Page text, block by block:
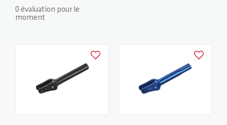
ZERO V2
VENTUS
CSG CUSTOM PARTS
Black
0 évaluation pour le
moment
Ajouter à la liste d'achats Ajouter à